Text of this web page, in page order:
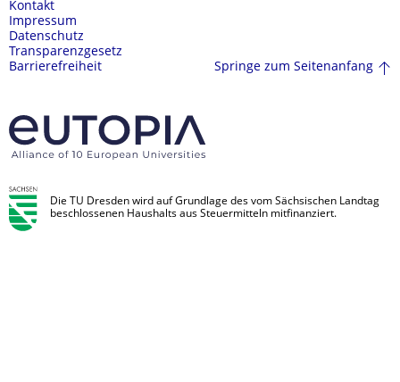
Kontakt
Impressum
Datenschutz
Transparenzgesetz
Barrierefreiheit
Springe zum Seitenanfang
Die TU Dresden wird auf Grundlage des vom Sächsischen Landtag
beschlossenen Haushalts aus Steuermitteln mitfinanziert.